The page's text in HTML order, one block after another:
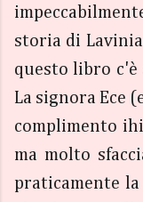
storia di
questo libro c'è
La signora Ece
complimento
ma molto
praticamente